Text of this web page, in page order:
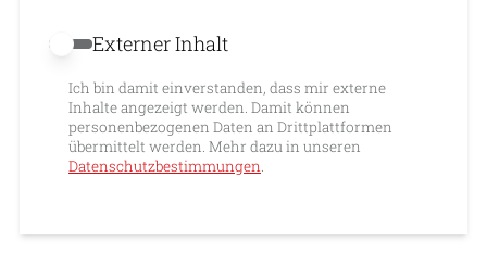
Externer Inhalt erlauben
Externer Inhalt
Ich bin damit einverstanden, dass mir externe
Inhalte angezeigt werden. Damit können
personenbezogenen Daten an Drittplattformen
übermittelt werden. Mehr dazu in unseren
Datenschutzbestimmungen.